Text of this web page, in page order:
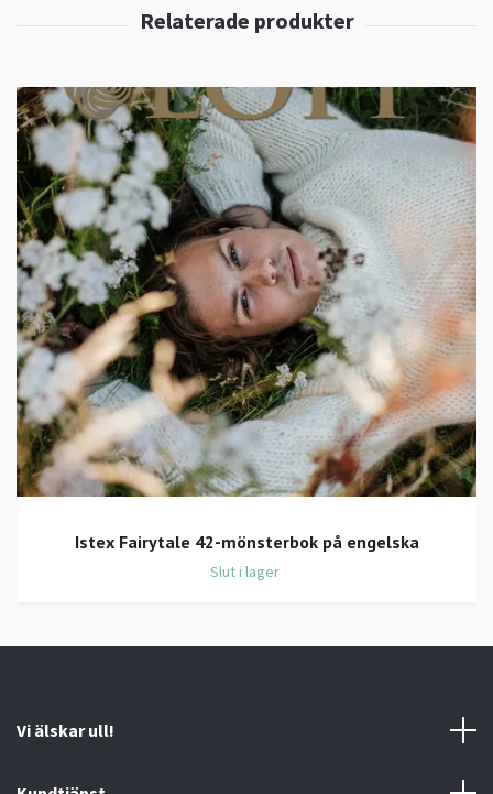
Istex Fairytale 42-mönsterbok på engelska
Slut i lager
Vi älskar ull!